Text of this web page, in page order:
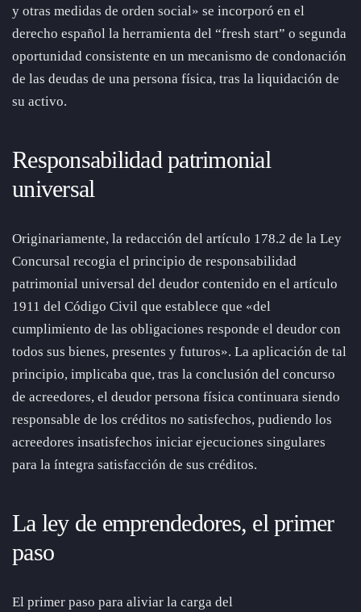
y otras medidas de orden social» se incorporó en el
derecho español la herramienta del “fresh start” o segunda
oportunidad consistente en un mecanismo de condonación
de las deudas de una persona física, tras la liquidación de
su activo.
Responsabilidad patrimonial
universal
Originariamente, la redacción del artículo 178.2 de la Ley
Concursal recogia el principio de responsabilidad
patrimonial universal del deudor contenido en el artículo
1911 del Código Civil que establece que «del
cumplimiento de las obligaciones responde el deudor con
todos sus bienes, presentes y futuros». La aplicación de tal
principio, implicaba que, tras la conclusión del concurso
de acreedores, el deudor persona física continuara siendo
responsable de los créditos no satisfechos, pudiendo los
acreedores insatisfechos iniciar ejecuciones singulares
para la íntegra satisfacción de sus créditos.
La ley de emprendedores, el primer
paso
El primer paso para aliviar la carga del